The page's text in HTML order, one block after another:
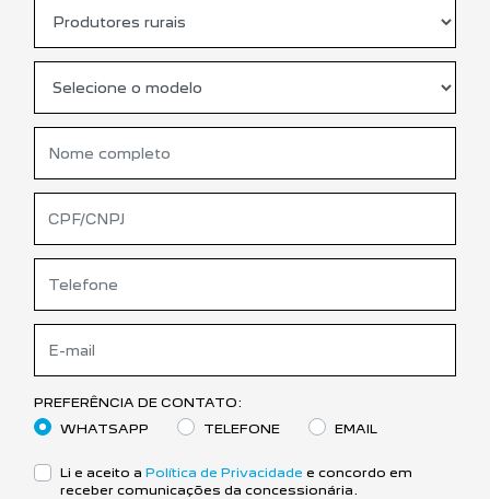
PREFERÊNCIA DE CONTATO:
WHATSAPP
TELEFONE EMAIL
Li e aceito a Política de Privacidade e concordo em
receber comunicações da concessionária.